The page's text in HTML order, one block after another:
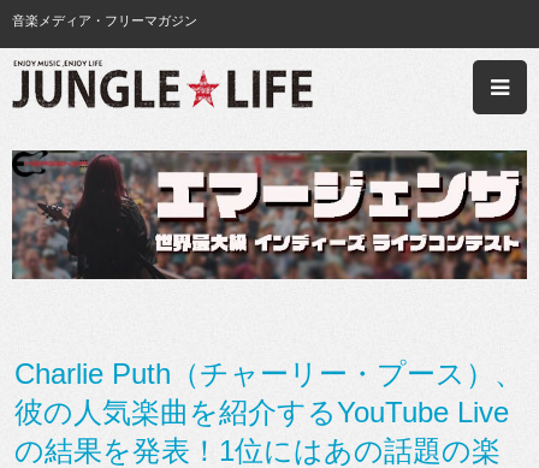
音楽メディア・フリーマガジン
Charlie Puth（チャーリー・プース）、
彼の人気楽曲を紹介するYouTube Live
の結果を発表！1位にはあの話題の楽